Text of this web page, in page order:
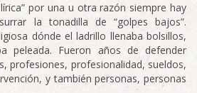
por una u otra razón siempre hay
la tonadilla de “golpes bajos”.
dónde el ladrillo llenaba bolsillos,
peleada. Fueron años de defender
profesiones, profesionalidad, sueldos,
y también personas, personas